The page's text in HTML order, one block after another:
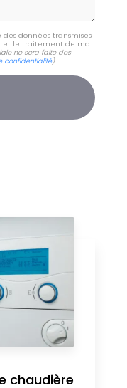
données transmises
et le traitement de ma
ne sera faite des
confidentialité)
chaudière